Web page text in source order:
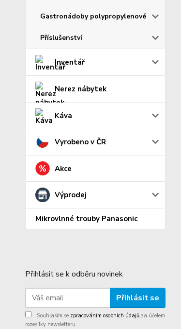
Gastronádoby polypropylenové
Příslušenství
Inventář
Nerez nábytek
Káva
Vyrobeno v ČR
Akce
Výprodej
Mikrovlnné trouby Panasonic
Přihlásit se k odběru novinek
Přihlásit se
Souhlasím se zpracováním osobních údajů za účelem
rozesílky newsletteru.